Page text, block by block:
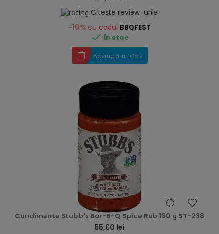
Citește review-urile
-10% cu codul BBQFEST
 În stoc
Adaugă în Coș
Condimente Stubb's Bar-B-Q Spice Rub 130 g ST-238
55,00 lei